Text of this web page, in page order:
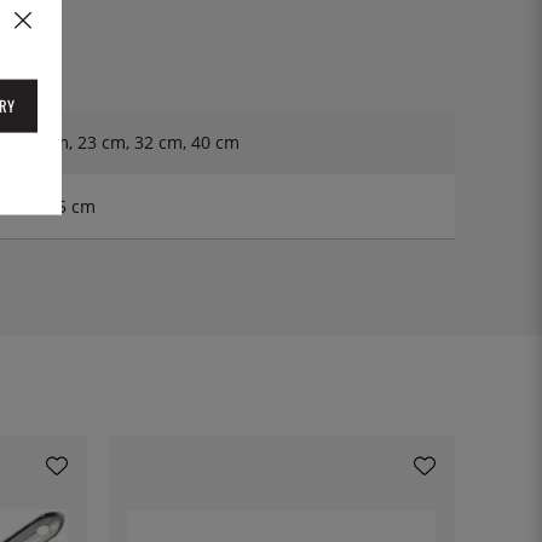
21 cm, 23 cm, 32 cm, 40 cm
cm, 28,5 cm